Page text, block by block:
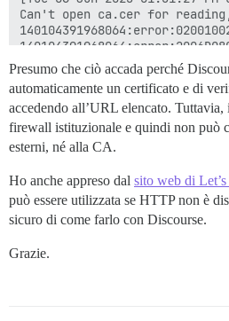
Can't open ca.cer for
unable to load certificate
Error loading file /dev/fd/63
...
nginx: [emerg] cannot load
nginx: [emerg] cannot load
Presumo che ciò accada perché
automaticamente un certificato e di
accedendo all’URL elencato.
firewall istituzionale e quindi non può
esterni, né alla CA.
Ho anche appreso dal sito web di
può essere utilizzata se HTTP non è
sicuro di come farlo con Discourse.
Grazie.